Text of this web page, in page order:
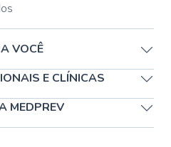
VOCÊ
E CLÍNICAS
MEDPREV